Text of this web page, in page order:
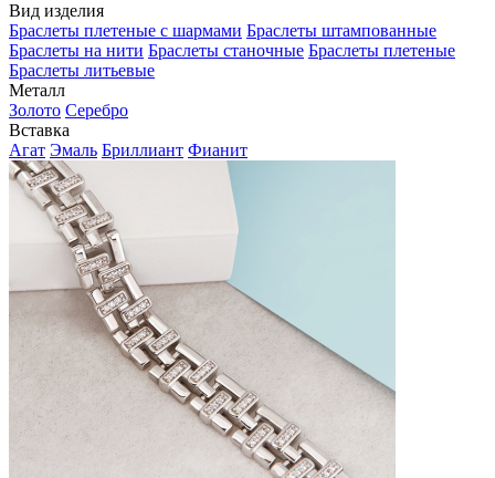
Вид изделия
Браслеты плетеные с шармами Браслеты штампованные
Браслеты на нити Браслеты станочные Браслеты плетеные
Браслеты литьевые
Металл
Золото Серебро
Вставка
Агат Эмаль Бриллиант Фианит